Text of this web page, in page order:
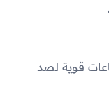
قوية لصد